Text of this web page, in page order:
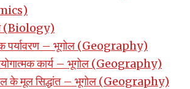
(Biology)
पर्यावरण – भूगोल (Geography)
कार्य – भूगोल (Geography)
के मूल सिद्धांत – भूगोल (Geography)